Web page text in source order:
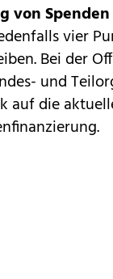
von Spenden
vier
Bei der
und
auf die